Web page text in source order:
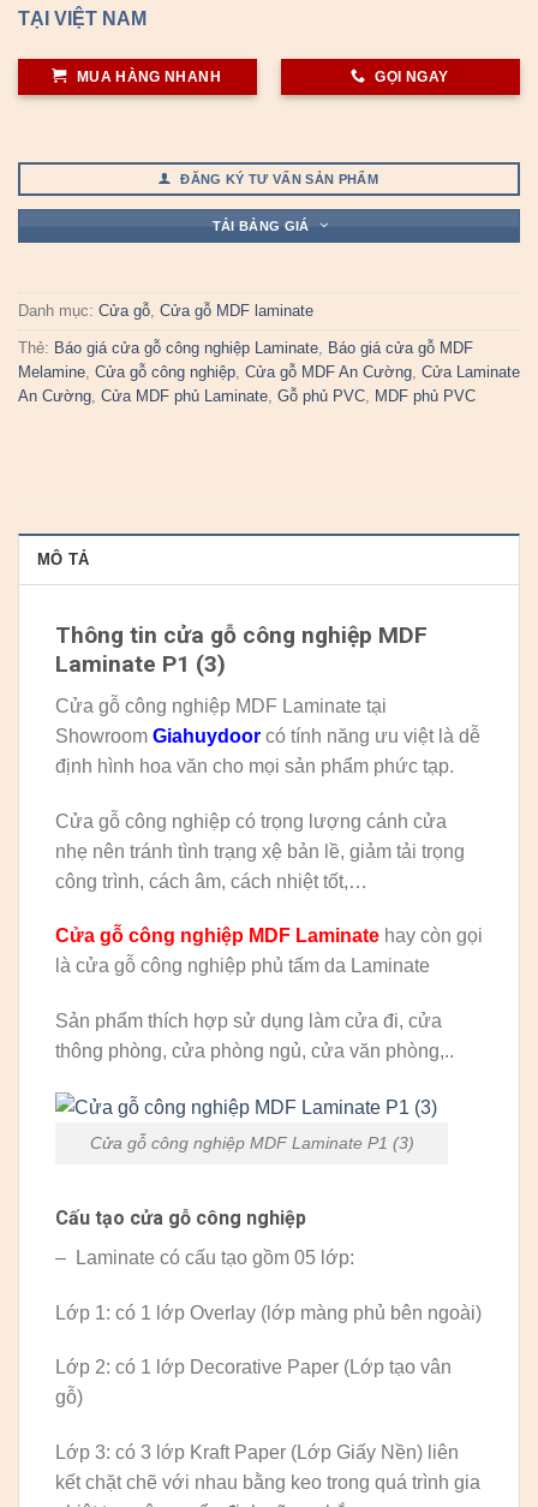
TẠI VIỆT NAM
MUA HÀNG NHANH GỌI NGAY
ĐĂNG KÝ TƯ VẤN SẢN PHẨM
TẢI BẢNG GIÁ
Danh mục: Cửa gỗ, Cửa gỗ MDF laminate
Thẻ: Báo giá cửa gỗ công nghiệp Laminate, Báo giá cửa gỗ MDF
Melamine, Cửa gỗ công nghiệp, Cửa gỗ MDF An Cường, Cửa Laminate
An Cường, Cửa MDF phủ Laminate, Gỗ phủ PVC, MDF phủ PVC
MÔ TẢ
Thông tin cửa gỗ công nghiệp MDF
Laminate P1 (3)
Cửa gỗ công nghiệp MDF Laminate tại
Showroom Giahuydoor có tính năng ưu việt là dễ
định hình hoa văn cho mọi sản phẩm phức tạp.
Cửa gỗ công nghiệp có trọng lượng cánh cửa
nhẹ nên tránh tình trạng xệ bản lề, giảm tải trọng
công trình, cách âm, cách nhiệt tốt,…
Cửa gỗ công nghiệp MDF Laminate hay còn gọi
là cửa gỗ công nghiệp phủ tấm da Laminate
Sản phẩm thích hợp sử dụng làm cửa đi, cửa
thông phòng, cửa phòng ngủ, cửa văn phòng,..
Cửa gỗ công nghiệp MDF Laminate P1 (3)
Cấu tạo cửa gỗ công nghiệp
– Laminate có cấu tạo gồm 05 lớp:
Lớp 1: có 1 lớp Overlay (lớp màng phủ bên ngoài)
Lớp 2: có 1 lớp Decorative Paper (Lớp tạo vân
gỗ)
Lớp 3: có 3 lớp Kraft Paper (Lớp Giấy Nền) liên
kết chặt chẽ với nhau bằng keo trong quá trình gia